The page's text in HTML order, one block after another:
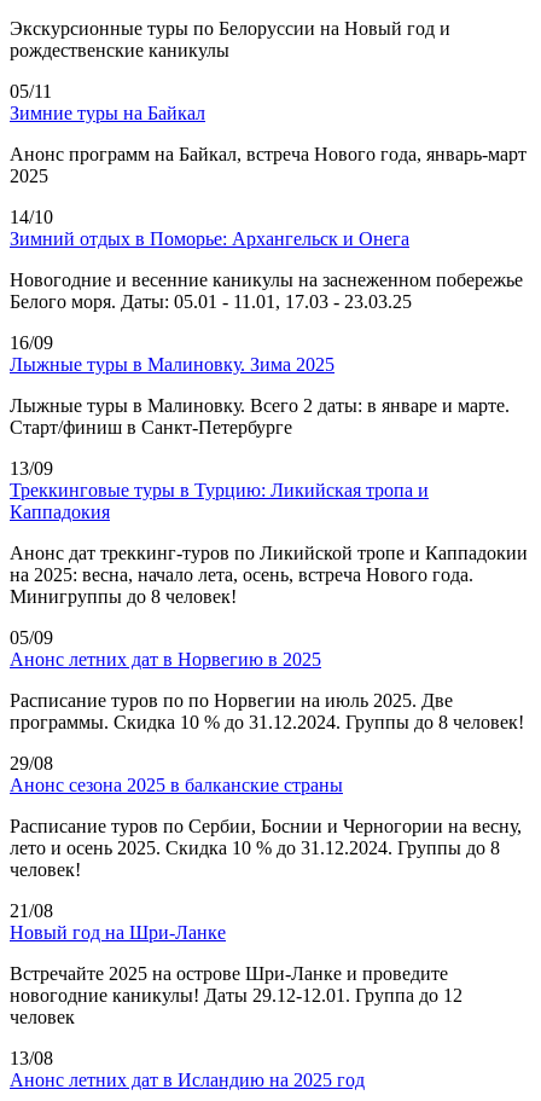
Экскурсионные туры по Белоруссии на Новый год и
рождественские каникулы
05/11
Зимние туры на Байкал
Анонс программ на Байкал, встреча Нового года, январь-март
2025
14/10
Зимний отдых в Поморье: Архангельск и Онега
Новогодние и весенние каникулы на заснеженном побережье
Белого моря. Даты: 05.01 - 11.01, 17.03 - 23.03.25
16/09
Лыжные туры в Малиновку. Зима 2025
Лыжные туры в Малиновку. Всего 2 даты: в январе и марте.
Старт/финиш в Санкт-Петербурге
13/09
Треккинговые туры в Турцию: Ликийская тропа и
Каппадокия
Анонс дат треккинг-туров по Ликийской тропе и Каппадокии
на 2025: весна, начало лета, осень, встреча Нового года.
Минигруппы до 8 человек!
05/09
Анонс летних дат в Норвегию в 2025
Расписание туров по по Норвегии на июль 2025. Две
программы. Скидка 10 % до 31.12.2024. Группы до 8 человек!
29/08
Анонс сезона 2025 в балканские страны
Расписание туров по Сербии, Боснии и Черногории на весну,
лето и осень 2025. Скидка 10 % до 31.12.2024. Группы до 8
человек!
21/08
Новый год на Шри-Ланке
Встречайте 2025 на острове Шри-Ланке и проведите
новогодние каникулы! Даты 29.12-12.01. Группа до 12
человек
13/08
Анонс летних дат в Исландию на 2025 год